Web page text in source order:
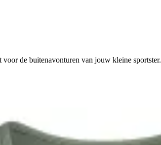
de buitenavonturen van jouw kleine sportster.